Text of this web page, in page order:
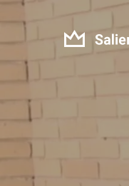
content